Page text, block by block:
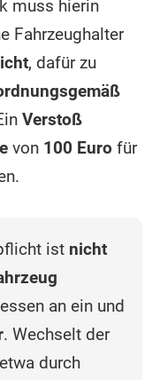
muss hierin
Fahrzeughalter
, dafür zu
Verstoß
von 100 Euro für
ist nicht
an ein und
. Wechselt der
durch